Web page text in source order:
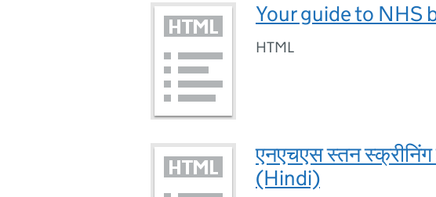
Your guide to NHS
HTML
एनएचएस स्तन
(Hindi)